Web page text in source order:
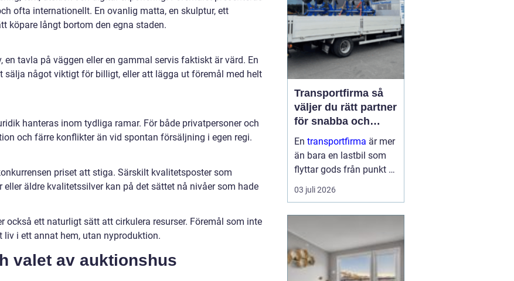
ofta internationellt. En ovanlig matta, en skulptur, ett
köpare långt bortom den egna staden.
tavla på väggen eller en gammal servis faktiskt är värd. En
sälja något viktigt för billigt, eller att lägga ut föremål med helt
hanteras inom tydliga ramar. För både privatpersoner och
och färre konflikter än vid spontan försäljning i egen regi.
priset att stiga. Särskilt kvalitetsposter som
äldre kvalitetssilver kan på det sättet nå nivåer som hade
också ett naturligt sätt att cirkulera resurser. Föremål som inte
i ett annat hem, utan nyproduktion.
valet av auktionshus
köpeskilling och en
hållbar framtid för...
Transportfirma så
väljer du rätt partner
för snabba och
trygga leveranser
En transportfirma är mer
än bara en lastbil som
flyttar gods från punkt A
till punkt B. Rätt partner
påverkar din
och till och med ditt
varumärke. När tiderna
är pressade, kunder...
03 juli 2026